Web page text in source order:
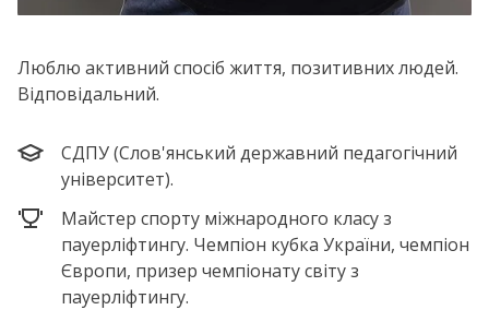
Люблю активний спосіб життя, позитивних людей.
Відповідальний.
СДПУ (Слов'янський державний педагогічний
університет).
Майстер спорту міжнародного класу з
пауерліфтингу. Чемпіон кубка України, чемпіон
Європи, призер чемпіонату світу з
пауерліфтингу.